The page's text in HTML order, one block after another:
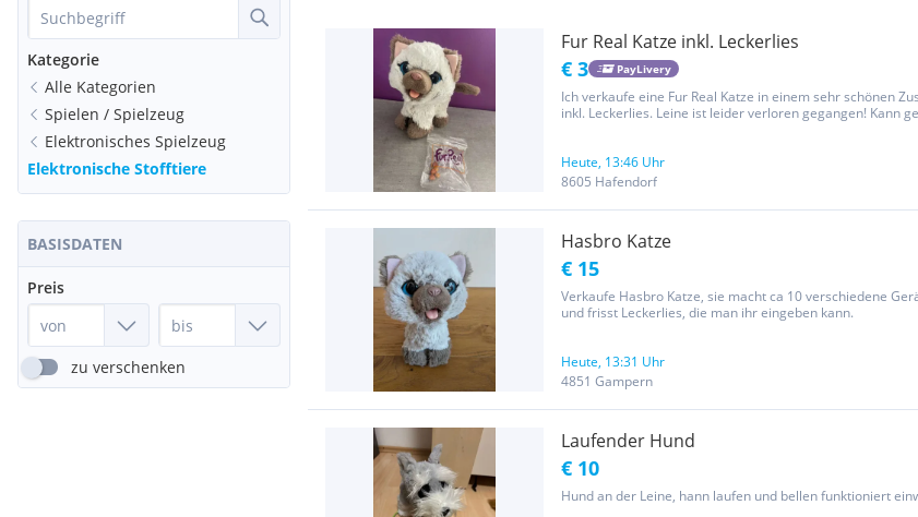
Kategorie
Alle Kategorien
Spielen / Spielzeug
Elektronisches Spielzeug
Elektronische Stofftiere
BASISDATEN
Preis
zu verschenken
Fur Real Katze inkl. Leckerlies
€ 3 PayLivery
Ich verkaufe eine Fur Real Katze in einem sehr schönen
inkl. Leckerlies. Leine ist leider verloren gegangen! Kann
Gewährleistung...
Heute, 13:46 Uhr
8605 Hafendorf
Hasbro Katze
€ 15
Verkaufe Hasbro Katze, sie macht ca 10 verschiedene
und frisst Leckerlies, die man ihr eingeben kann.
Heute, 13:31 Uhr
4851 Gampern
Laufender Hund
€ 10
Hund an der Leine, hann laufen und bellen funktioniert